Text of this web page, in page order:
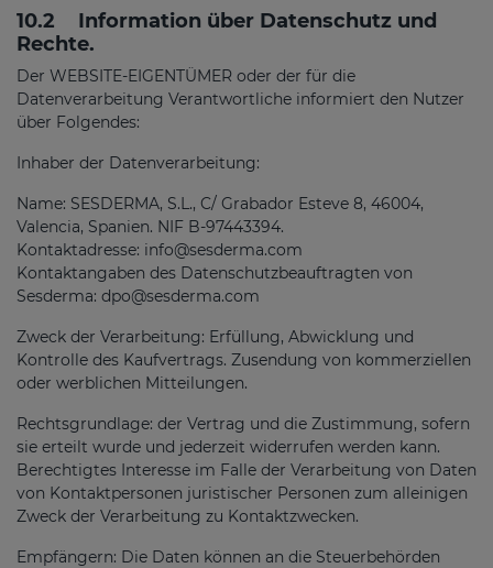
10.2
Information über Datenschutz und
Rechte.
Der WEBSITE-EIGENTÜMER oder der für die
Datenverarbeitung Verantwortliche informiert den Nutzer
über Folgendes:
Inhaber der Datenverarbeitung:
Name: SESDERMA, S.L., C/ Grabador Esteve 8, 46004,
Valencia, Spanien. NIF B-97443394.
Kontaktadresse: info@sesderma.com
Kontaktangaben des Datenschutzbeauftragten von
Sesderma: dpo@sesderma.com
Zweck der Verarbeitung: Erfüllung, Abwicklung und
Kontrolle des Kaufvertrags. Zusendung von kommerziellen
oder werblichen Mitteilungen.
Rechtsgrundlage: der Vertrag und die Zustimmung, sofern
sie erteilt wurde und jederzeit widerrufen werden kann.
Berechtigtes Interesse im Falle der Verarbeitung von Daten
von Kontaktpersonen juristischer Personen zum alleinigen
Zweck der Verarbeitung zu Kontaktzwecken.
Empfängern: Die Daten können an die Steuerbehörden